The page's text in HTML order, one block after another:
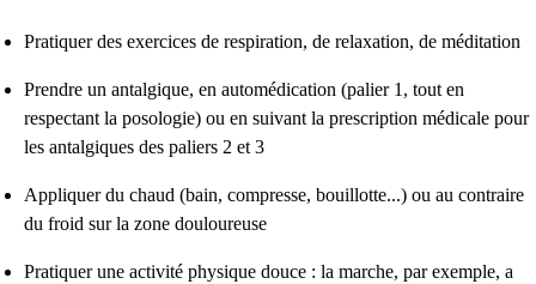
Pratiquer des exercices de respiration, de relaxation, de méditation
Prendre un antalgique, en automédication (palier 1, tout en
respectant la posologie) ou en suivant la prescription médicale pour
les antalgiques des paliers 2 et 3
Appliquer du chaud (bain, compresse, bouillotte...) ou au contraire
du froid sur la zone douloureuse
Pratiquer une activité physique douce : la marche, par exemple, a